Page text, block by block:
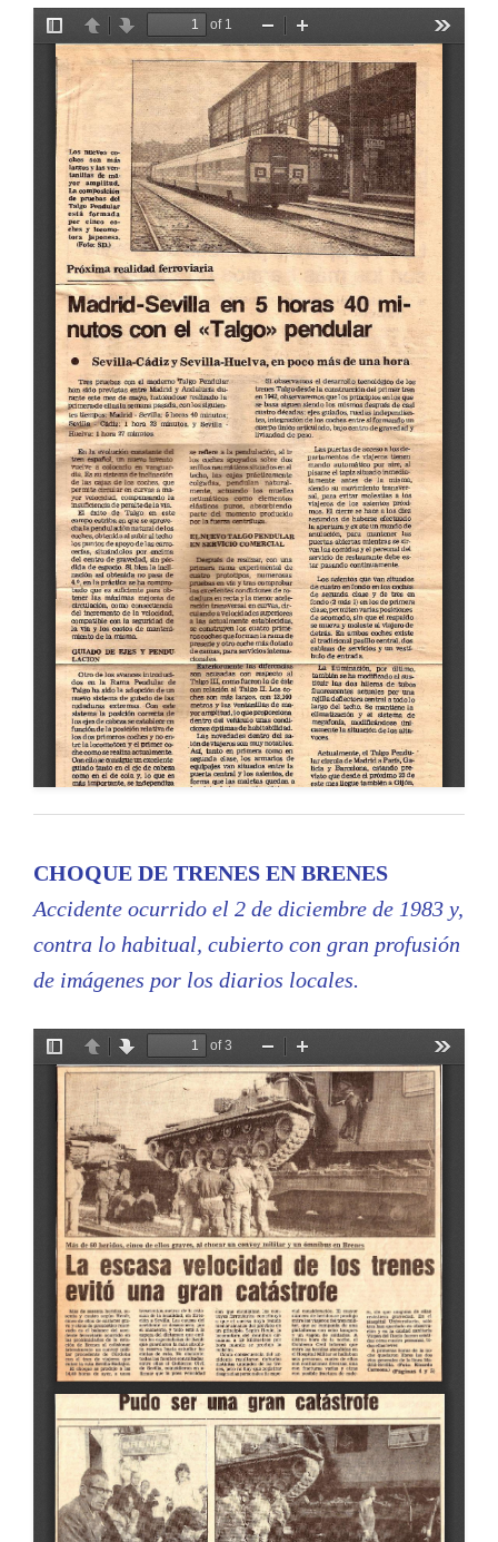
CHOQUE DE TRENES EN BRENES
Accidente ocurrido el 2 de diciembre de 1983 y,
contra lo habitual, cubierto con gran profusión
de imágenes por los diarios locales.